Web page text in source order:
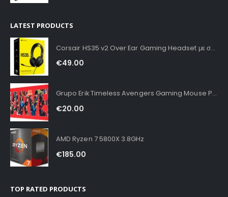
LATEST PRODUCTS
Corsair HS35 v2 Over Ear Gaming Headset με σύνδεση 3.5mm Carbon for PC / PS4 / XBOX
€49.00
Grupo Erik Timeless Avengers Gaming Mouse Pad XXL
€20.00
AMD Ryzen 7 5800X 3.8GHz
€185.00
TOP RATED PRODUCTS